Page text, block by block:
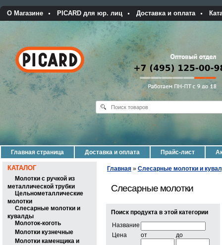
О Магазине PICARD для юр. лиц Доставка и оплата
Главная страница Доставка и оплата Прайс-лист
КАТАЛОГ
Молотки с ручкой из
металлической трубки
Цельнометаллические
молотки
Слесарные молотки и
кувалды
Молоток-коготь
Молотки кузнечные
Молотки каменщика и
Главная » Слесарные молотки и
Слесарные молотки
Поиск продукта в этой категории
Название
Цена
от до